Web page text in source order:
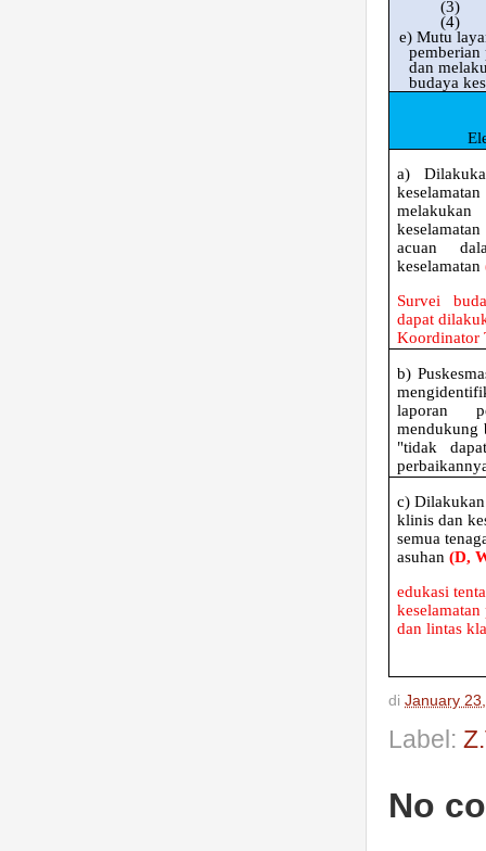
(3)
(4)
e) Mutu
pemberian
dan
budaya
a)
acuan
keselamatan
Survei
dapat
Koordinator
b)
laporan
mendukung
"tidak
c)
klinis dan
semua
asuhan(D,
edukasi
keselamatan
dan lintas
di January
Label:
No